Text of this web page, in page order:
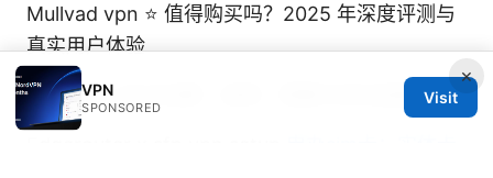
Mullvad vpn ⭐ 值得购买吗？2025 年深度评测与
真实用户体验
加速器vpn节点全解：选择、搭建与优化指南
×
VPN
SPONSORED
Visit